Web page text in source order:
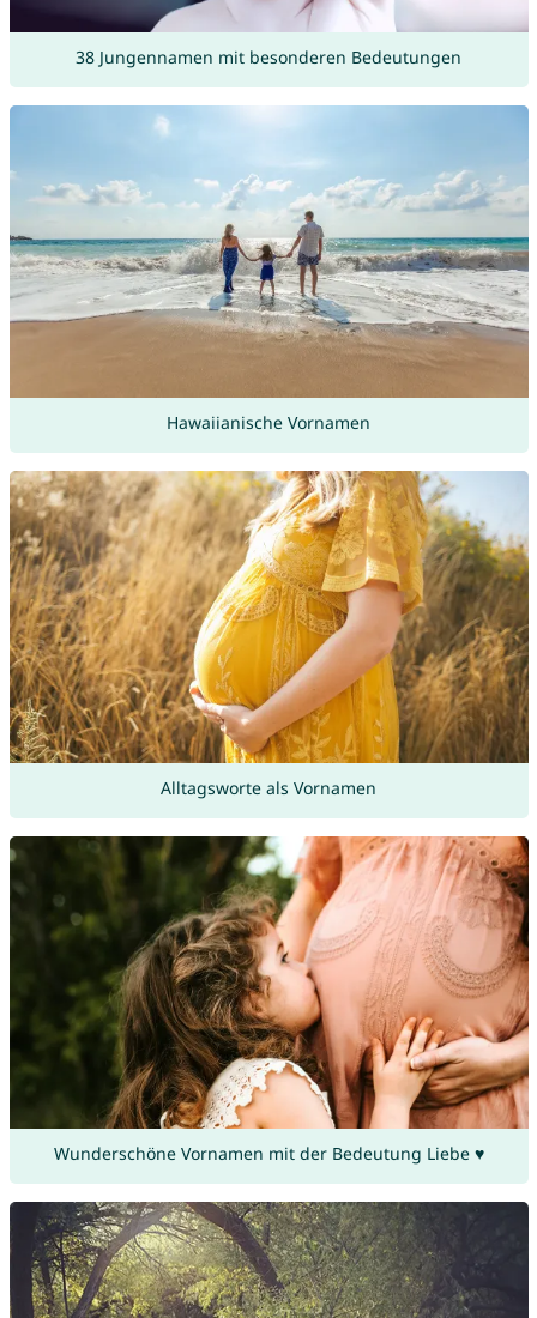
38 Jungennamen mit besonderen Bedeutungen
Hawaiianische Vornamen
Alltagsworte als Vornamen
Wunderschöne Vornamen mit der Bedeutung Liebe ♥